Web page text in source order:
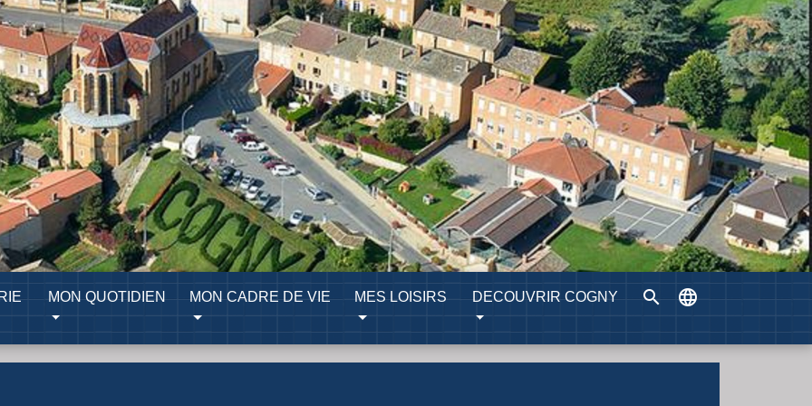
MON QUOTIDIEN MON CADRE DE VIE MES LOISIRS DECOUVRIR COGNY search language